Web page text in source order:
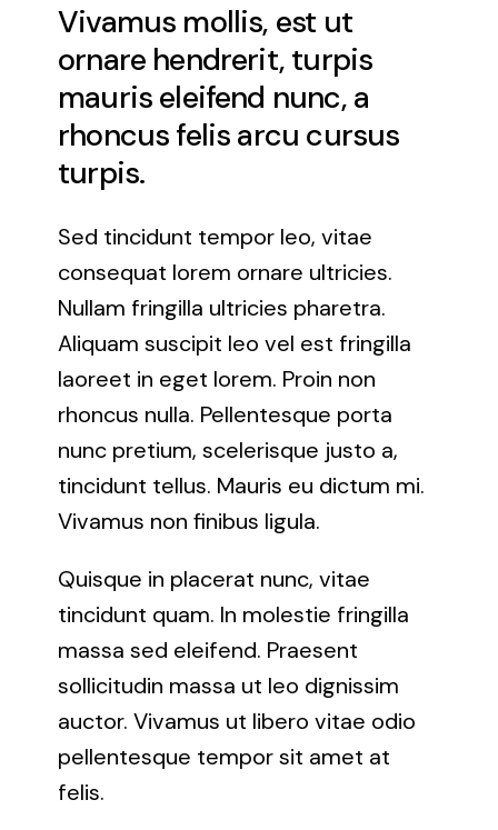
Vivamus mollis, est ut
ornare hendrerit, turpis
mauris eleifend nunc, a
rhoncus felis arcu cursus
turpis.
Sed tincidunt tempor leo, vitae
consequat lorem ornare ultricies.
Nullam fringilla ultricies pharetra.
Aliquam suscipit leo vel est fringilla
laoreet in eget lorem. Proin non
rhoncus nulla. Pellentesque porta
nunc pretium, scelerisque justo a,
tincidunt tellus. Mauris eu dictum mi.
Vivamus non finibus ligula.
Quisque in placerat nunc, vitae
tincidunt quam. In molestie fringilla
massa sed eleifend. Praesent
sollicitudin massa ut leo dignissim
auctor. Vivamus ut libero vitae odio
pellentesque tempor sit amet at
felis.